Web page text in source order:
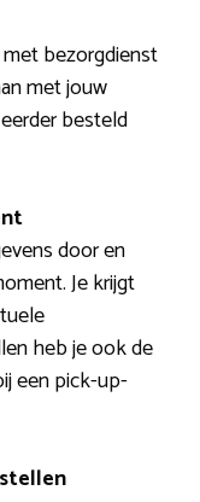
bezorgdienst
met jouw
besteld
door en
Je krijgt
heb je ook de
een pick-up-